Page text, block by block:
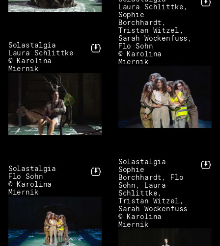
Laura Schlittke,
Sophie
Borchhardt,
Tristan Witzel,
Sarah Wockenfuss,
Flo Sohn
© Karolina
Miernik
Solastalgia
Laura Schlittke
© Karolina
Miernik
Solastalgia
Sophie
Borchhardt, Flo
Sohn, Laura
Schlittke,
Tristan Witzel,
Sarah Wockenfuss
© Karolina
Miernik
Solastalgia
Flo Sohn
© Karolina
Miernik